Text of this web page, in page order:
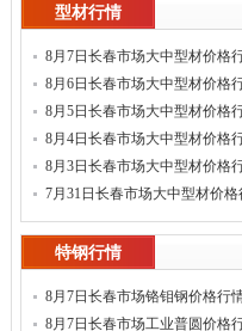
型材行情
8月7日长春市场大中型材价格
8月6日长春市场大中型材价格
8月5日长春市场大中型材价格
8月4日长春市场大中型材价格
8月3日长春市场大中型材价格
7月31日长春市场大中型材价格
特钢行情
8月7日长春市场铬钼钢价格行
8月7日长春市场工业普圆价格